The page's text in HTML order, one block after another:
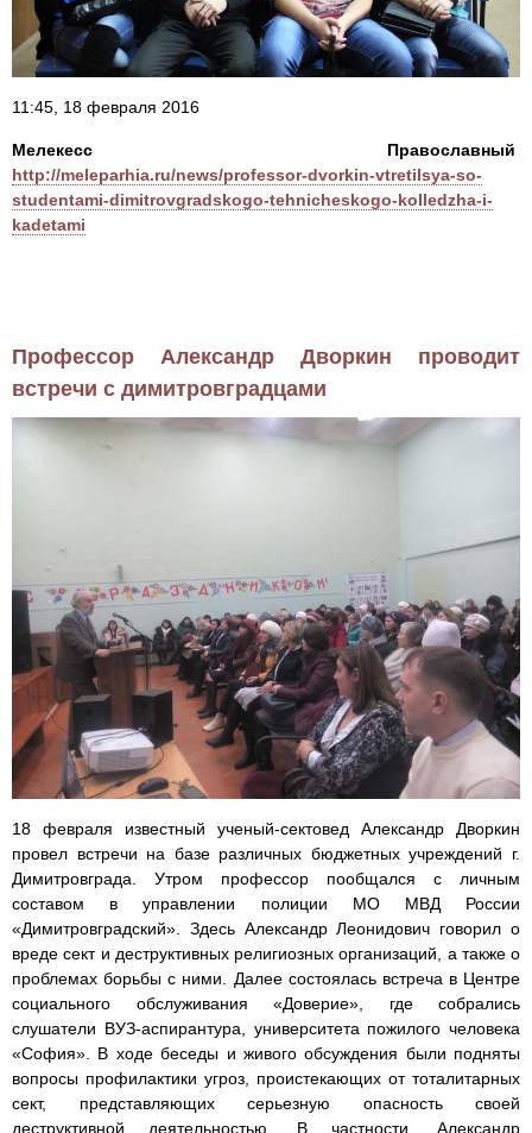
11:45, 18 февраля 2016
Мелекесс Православный
http://meleparhia.ru/news/professor-dvorkin-vtretilsya-so-
studentami-dimitrovgradskogo-tehnicheskogo-kolledzha-i-
kadetami
Профессор Александр Дворкин проводит
встречи с димитровградцами
18 февраля известный ученый-сектовед Александр Дворкин
провел встречи на базе различных бюджетных учреждений г.
Димитровграда. Утром профессор пообщался с личным
составом в управлении полиции МО МВД России
«Димитровградский». Здесь Александр Леонидович говорил о
вреде сект и деструктивных религиозных организаций, а также о
проблемах борьбы с ними. Далее состоялась встреча в Центре
социального обслуживания «Доверие», где собрались
слушатели ВУЗ-аспирантура, университета пожилого человека
«София». В ходе беседы и живого обсуждения были подняты
вопросы профилактики угроз, проистекающих от тоталитарных
сект, представляющих серьезную опасность своей
деструктивной деятельностью. В частности, Александр